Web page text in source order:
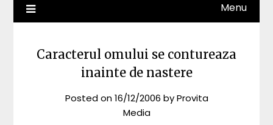
Menu
Caracterul omului se contureaza
inainte de nastere
Posted on16/12/2006 byProvita
Media